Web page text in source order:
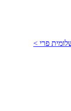
פרי >